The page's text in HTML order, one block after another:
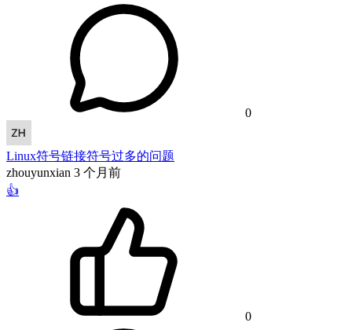
0
Linux符号链接符号过多的问题
zhouyunxian 3 个月前
👍
0